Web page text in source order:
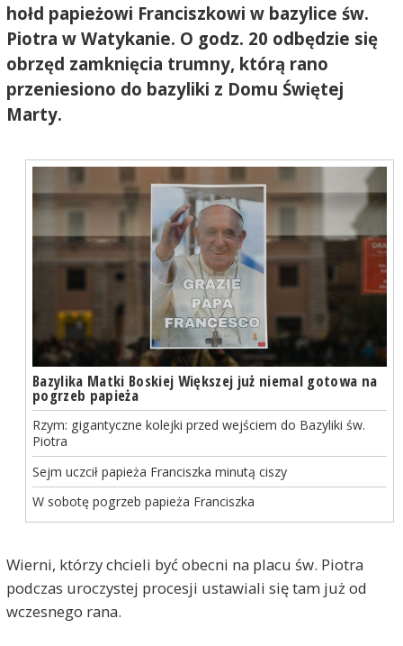
hołd papieżowi Franciszkowi w bazylice św.
Piotra w Watykanie. O godz. 20 odbędzie się
obrzęd zamknięcia trumny, którą rano
przeniesiono do bazyliki z Domu Świętej
Marty.
Bazylika Matki Boskiej Większej już niemal gotowa na
pogrzeb papieża
Rzym: gigantyczne kolejki przed wejściem do Bazyliki św.
Piotra
Sejm uczcił papieża Franciszka minutą ciszy
W sobotę pogrzeb papieża Franciszka
Wierni, którzy chcieli być obecni na placu św. Piotra
podczas uroczystej procesji ustawiali się tam już od
wczesnego rana.